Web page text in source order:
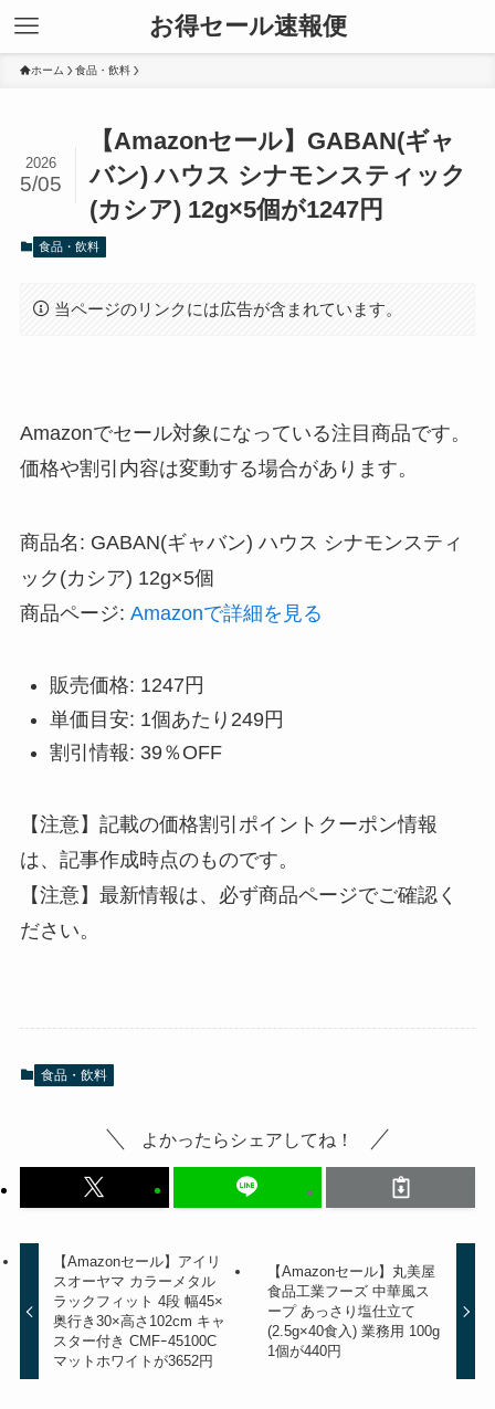
お得セール速報便
ホーム 食品・飲料
【Amazonセール】GABAN(ギャ
バン) ハウス シナモンスティック
(カシア) 12g×5個が1247円
2026
5/05
食品・飲料
当ページのリンクには広告が含まれています。
Amazonでセール対象になっている注目商品です。
価格や割引内容は変動する場合があります。
商品名: GABAN(ギャバン) ハウス シナモンスティ
ック(カシア) 12g×5個
商品ページ: Amazonで詳細を見る
販売価格: 1247円
単価目安: 1個あたり249円
割引情報: 39％OFF
【注意】記載の価格割引ポイントクーポン情報
は、記事作成時点のものです。
【注意】最新情報は、必ず商品ページでご確認く
ださい。
食品・飲料
よかったらシェアしてね！
【Amazonセール】アイリ
スオーヤマ カラーメタル
ラックフィット 4段 幅45×
奥行き30×高さ102cm キャ
スター付き CMFｰ45100C
マットホワイトが3652円
【Amazonセール】丸美屋
食品工業フーズ 中華風ス
ープ あっさり塩仕立て
(2.5g×40食入) 業務用 100g
1個が440円